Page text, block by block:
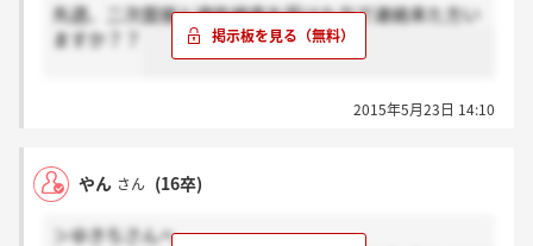
先週、二次面接と適性検査を受けた方で連絡来た方い
ますか？？
2015年5月23日 14:10
やん さん (16卒)
＞ゆきちさんへ